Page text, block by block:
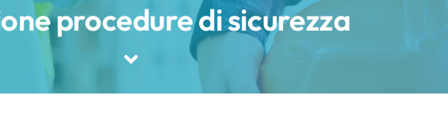
procedure di sicurezza